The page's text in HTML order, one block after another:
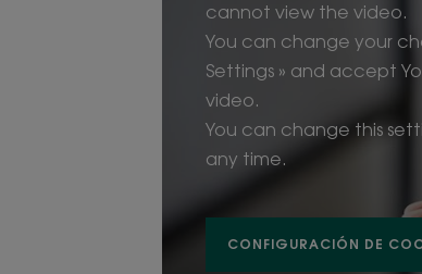
cannot view the video.
You can change your
Settings » and accept
video.
You can change this
any time.
CONFIGURACIÓN DE